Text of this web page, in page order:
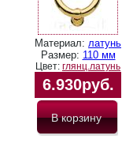
Материал: латунь
Размер: 110 мм
Цвет: глянц.латунь
6.930руб.